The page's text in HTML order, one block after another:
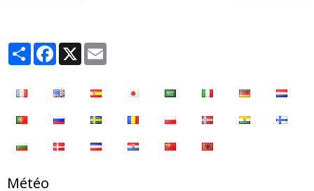
PartagerFacebook
X
Météo